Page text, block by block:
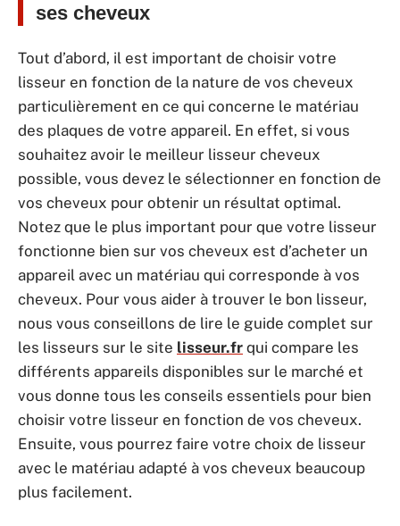
ses cheveux
Tout d’abord, il est important de choisir votre
lisseur en fonction de la nature de vos cheveux
particulièrement en ce qui concerne le matériau
des plaques de votre appareil. En effet, si vous
souhaitez avoir le meilleur lisseur cheveux
possible, vous devez le sélectionner en fonction de
vos cheveux pour obtenir un résultat optimal.
Notez que le plus important pour que votre lisseur
fonctionne bien sur vos cheveux est d’acheter un
appareil avec un matériau qui corresponde à vos
cheveux. Pour vous aider à trouver le bon lisseur,
nous vous conseillons de lire le guide complet sur
les lisseurs sur le site lisseur.fr qui compare les
différents appareils disponibles sur le marché et
vous donne tous les conseils essentiels pour bien
choisir votre lisseur en fonction de vos cheveux.
Ensuite, vous pourrez faire votre choix de lisseur
avec le matériau adapté à vos cheveux beaucoup
plus facilement.